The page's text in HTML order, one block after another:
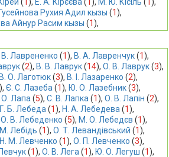
Гусейнова Рухия Адил кызы (1),
Айнур Расим кызы (1),
В. Лаврененко (1), В. А. Лавренчук (1),
(2), В. В. Лаврук (14), О. В. Лаврук (3),
В. О. Лаготюк (3), В. І. Лазаренко (2),
), Є. С. Лазеба (1), Ю. О. Лазебник (3),
О. Лапа (5), С. В. Лапка (1), О. В. Лапін (2),
Г. Б. Лебеда (1), Н. А. Лебедева (1),
О. В. Лебеденко (5), М. О. Лебедєв (1),
Лебідь (1), О. Т. Левандівський (1),
Н. М. Левченко (1), О. П. Левченко (3),
(1), О. В. Лега (1), Ю. О. Легуш (1),